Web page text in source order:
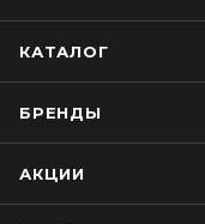
КАТАЛОГ
БРЕНДЫ
АКЦИИ